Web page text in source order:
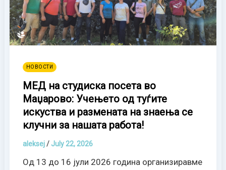
НОВОСТИ
МЕД на студиска посета во
Маџарово: Учењето од туѓите
искуства и размената на знаења се
клучни за нашата работа!
aleksej/ July 22, 2026
Од 13 до 16 јули 2026 година организиравме